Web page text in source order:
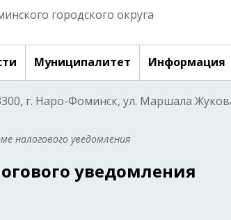
городского округа
Муниципалитет Информация
г. Наро-Фоминск, ул. Маршала
налогового уведомления
уведомления